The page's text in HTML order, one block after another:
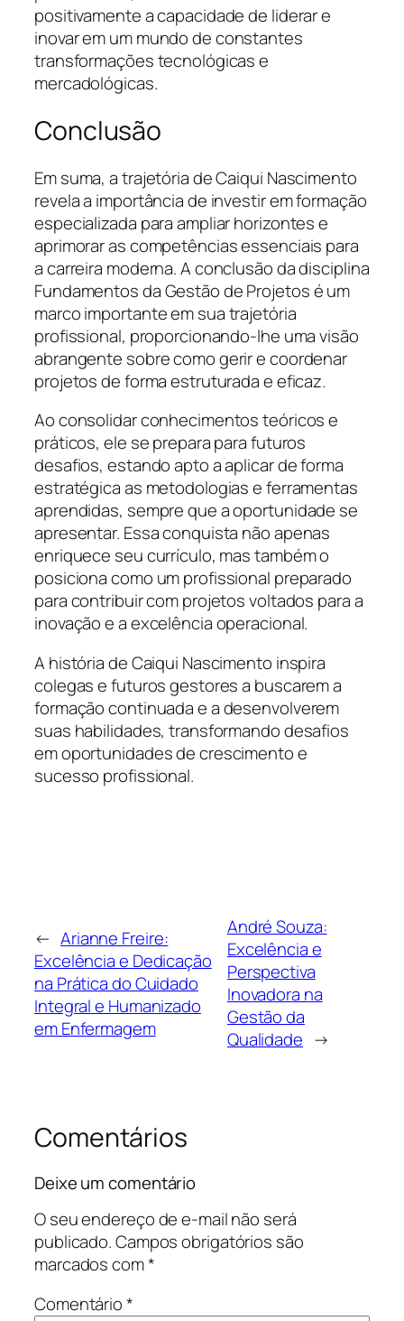
positivamente a capacidade de liderar e
inovar em um mundo de constantes
transformações tecnológicas e
mercadológicas.
Conclusão
Em suma, a trajetória de Caiqui Nascimento
revela a importância de investir em formação
especializada para ampliar horizontes e
aprimorar as competências essenciais para
a carreira moderna. A conclusão da disciplina
Fundamentos da Gestão de Projetos é um
marco importante em sua trajetória
profissional, proporcionando-lhe uma visão
abrangente sobre como gerir e coordenar
projetos de forma estruturada e eficaz.
Ao consolidar conhecimentos teóricos e
práticos, ele se prepara para futuros
desafios, estando apto a aplicar de forma
estratégica as metodologias e ferramentas
aprendidas, sempre que a oportunidade se
apresentar. Essa conquista não apenas
enriquece seu currículo, mas também o
posiciona como um profissional preparado
para contribuir com projetos voltados para a
inovação e a excelência operacional.
A história de Caiqui Nascimento inspira
colegas e futuros gestores a buscarem a
formação continuada e a desenvolverem
suas habilidades, transformando desafios
em oportunidades de crescimento e
sucesso profissional.
← Arianne Freire:
Excelência e Dedicação
na Prática do Cuidado
Integral e Humanizado
em Enfermagem
André Souza:
Excelência e
Perspectiva
Inovadora na
Gestão da
Qualidade →
Comentários
Deixe um comentário
O seu endereço de e-mail não será
publicado.Campos obrigatórios são
marcados com*
Comentário*